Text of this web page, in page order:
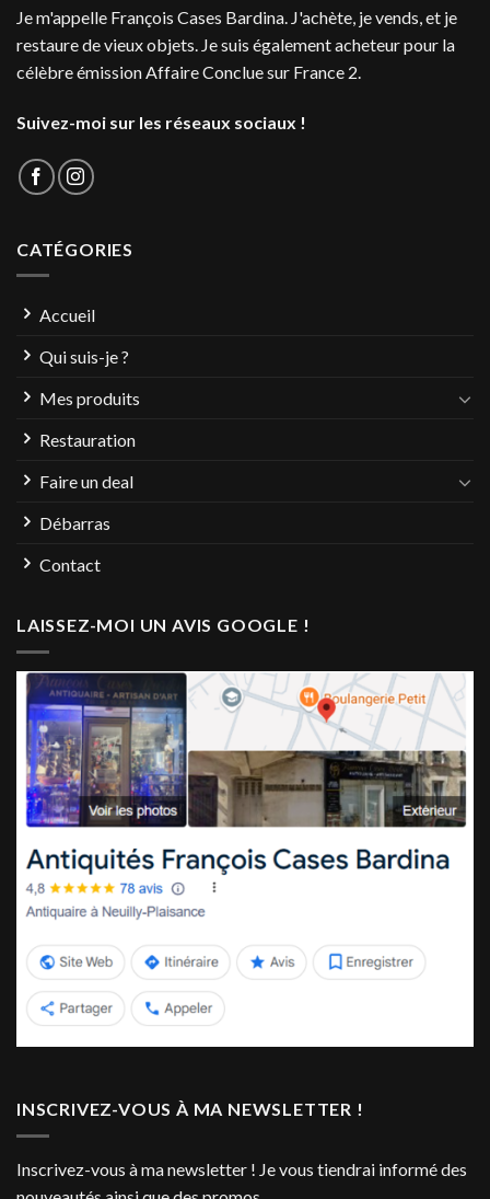
Je m'appelle François Cases Bardina. J'achète, je vends, et je
restaure de vieux objets. Je suis également acheteur pour la
célèbre émission Affaire Conclue sur France 2.
Suivez-moi sur les réseaux sociaux !
CATÉGORIES
Accueil
Qui suis-je ?
Mes produits
Restauration
Faire un deal
Débarras
Contact
LAISSEZ-MOI UN AVIS GOOGLE !
INSCRIVEZ-VOUS À MA NEWSLETTER !
Inscrivez-vous à ma newsletter ! Je vous tiendrai informé des